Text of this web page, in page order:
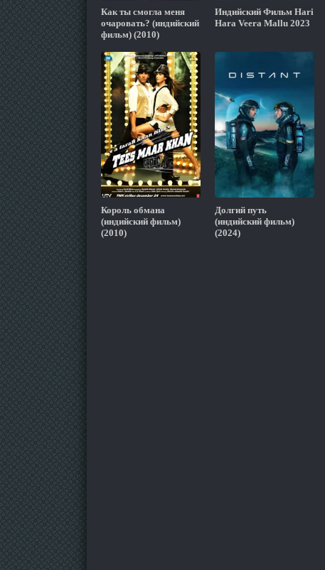
Как ты смогла меня
очаровать? (индийский
фильм) (2010)
Индийский Фильм Hari
Hara Veera Mallu 2023
Король обмана
(индийский фильм)
(2010)
Долгий путь
(индийский фильм)
(2024)